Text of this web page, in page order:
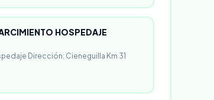
HOSPEDAJE
Dirección: Cieneguilla Km 31